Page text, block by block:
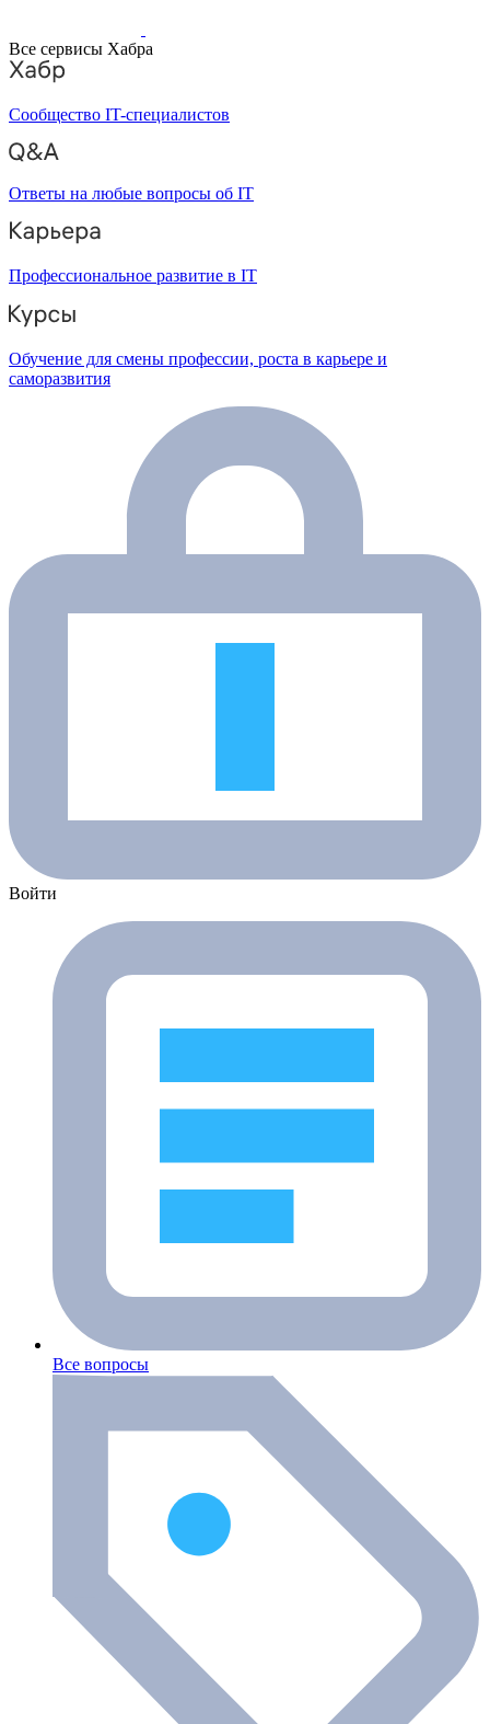
Все сервисы Хабра
Сообщество IT-специалистов
Ответы на любые вопросы об IT
Профессиональное развитие в IT
Обучение для смены профессии, роста в карьере и
саморазвития
Войти
Все вопросы